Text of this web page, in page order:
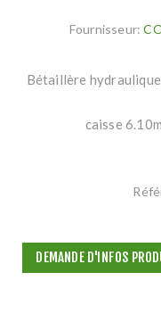
Fournisseur:
Bétaillère
caisse
DEMANDE D'INFOS